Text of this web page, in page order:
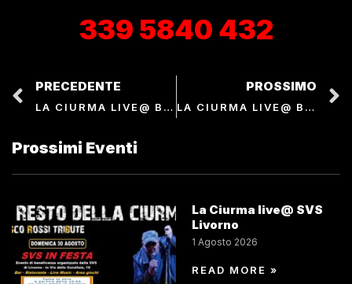
339 5840 432
PRECEDENTE
LA CIURMA LIVE@ BAMBOLO LIVE MUSIC
PROSSIMO
LA CIURMA LIVE@ BLACK & GOLD
Prossimi Eventi
La Ciurma live@ SVS
Livorno
1 Agosto 2026
READ MORE »